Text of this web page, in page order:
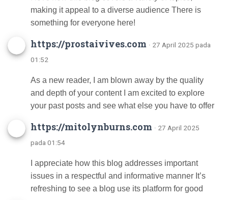
making it appeal to a diverse audience There is
something for everyone here!
https://prostaivives.com · 27 April 2025 pada
01:52
As a new reader, I am blown away by the quality
and depth of your content I am excited to explore
your past posts and see what else you have to offer
https://mitolynburns.com · 27 April 2025
pada 01:54
I appreciate how this blog addresses important
issues in a respectful and informative manner It’s
refreshing to see a blog use its platform for good